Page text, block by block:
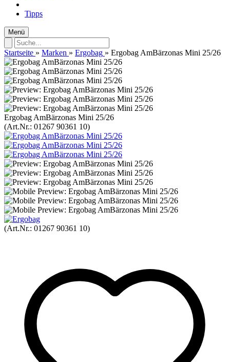
Tipps
Menü
Startseite » Marken » Ergobag » Ergobag AmBärzonas Mini 25/26
Ergobag AmBärzonas Mini 25/26
(Art.Nr.: 01267 90361 10)
(Art.Nr.: 01267 90361 10)